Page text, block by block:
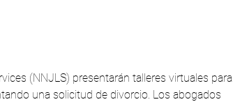
(NNJLS) presentarán talleres virtuales para
una solicitud de divorcio. Los abogados